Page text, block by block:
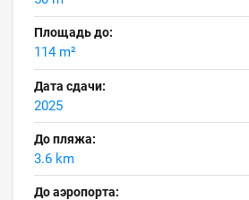
Площадь до:
114 m²
Дата сдачи:
2025
До пляжа:
3.6 km
До аэропорта: